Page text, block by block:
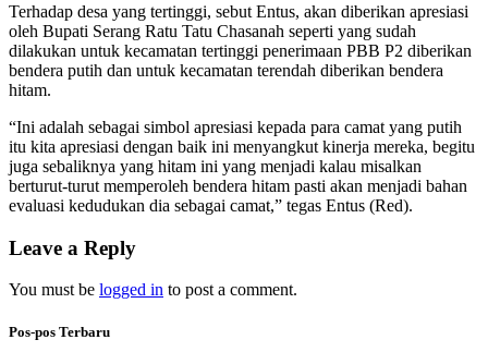
Terhadap desa yang tertinggi, sebut Entus, akan diberikan apresiasi
oleh Bupati Serang Ratu Tatu Chasanah seperti yang sudah
dilakukan untuk kecamatan tertinggi penerimaan PBB P2 diberikan
bendera putih dan untuk kecamatan terendah diberikan bendera
hitam.
“Ini adalah sebagai simbol apresiasi kepada para camat yang putih
itu kita apresiasi dengan baik ini menyangkut kinerja mereka, begitu
juga sebaliknya yang hitam ini yang menjadi kalau misalkan
berturut-turut memperoleh bendera hitam pasti akan menjadi bahan
evaluasi kedudukan dia sebagai camat,” tegas Entus (Red).
Leave a Reply
You must be logged in to post a comment.
Pos-pos Terbaru